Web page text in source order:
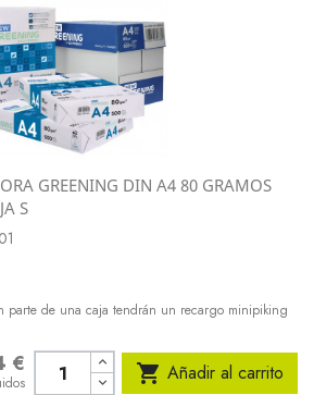
GREENING DIN A4 80 GRAMOS
S
parte de una caja tendrán un recargo minipiking
€  Añadir al carrito